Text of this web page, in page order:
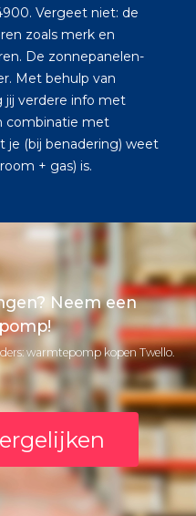
Vergeet niet: de
zoals merk en
De zonnepanelen-
Met behulp van
jij verdere info met
combinatie met
je (bij benadering) weet
+ gas) is.
Neem een
warmtepomp kopen Twello.